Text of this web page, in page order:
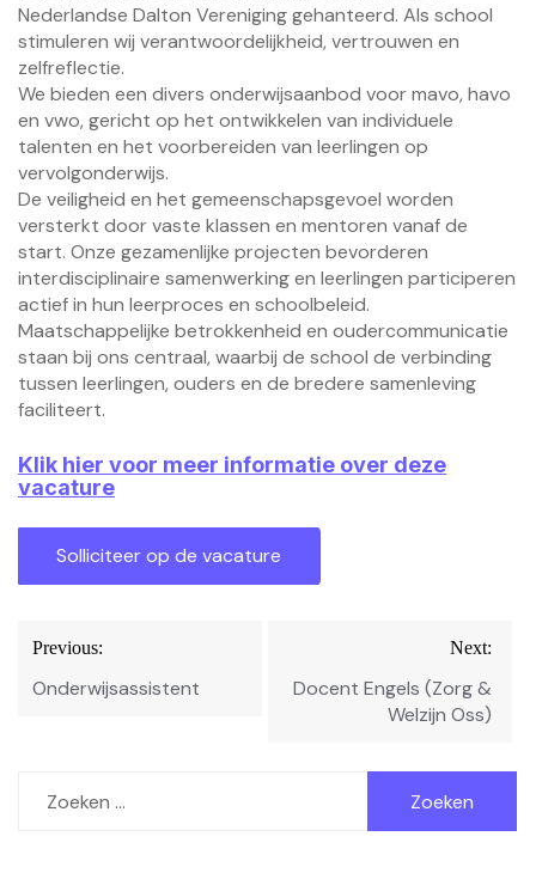
Nederlandse Dalton Vereniging gehanteerd. Als school
stimuleren wij verantwoordelijkheid, vertrouwen en
zelfreflectie.
We bieden een divers onderwijsaanbod voor mavo, havo
en vwo, gericht op het ontwikkelen van individuele
talenten en het voorbereiden van leerlingen op
vervolgonderwijs.
De veiligheid en het gemeenschapsgevoel worden
versterkt door vaste klassen en mentoren vanaf de
start. Onze gezamenlijke projecten bevorderen
interdisciplinaire samenwerking en leerlingen participeren
actief in hun leerproces en schoolbeleid.
Maatschappelijke betrokkenheid en oudercommunicatie
staan bij ons centraal, waarbij de school de verbinding
tussen leerlingen, ouders en de bredere samenleving
faciliteert.
Klik hier voor meer informatie over deze
vacature
Bericht
navigatie
Previous:
Onderwijsassistent
Next:
Docent Engels (Zorg &
Welzijn Oss)
naar: